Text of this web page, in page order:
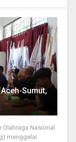
Sumut,
Nasional
menggelar